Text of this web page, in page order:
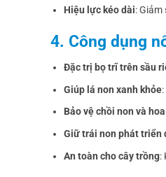
Hiệu lực kéo dài:
4. Công dụng
Đặc trị bọ trĩ trên sầu
Giúp lá non xanh khỏe
Bảo vệ chồi non và
Giữ trái non phát triển
An toàn cho cây trồng: